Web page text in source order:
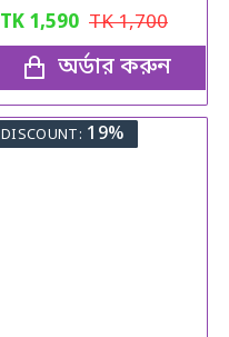
TK 1,590 TK1,700
অর্ডার করুন
DISCOUNT: 19%